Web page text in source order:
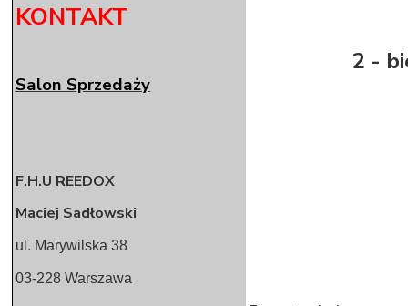
KONTAKT
Salon Sprzedaży
F.H.U REEDOX
Maciej Sadłowski
ul. Marywilska 38
03-228Warszawa
2 -